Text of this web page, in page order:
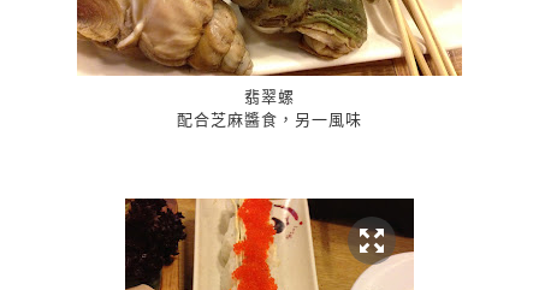
翡翠螺
配合芝麻醬食，另一風味